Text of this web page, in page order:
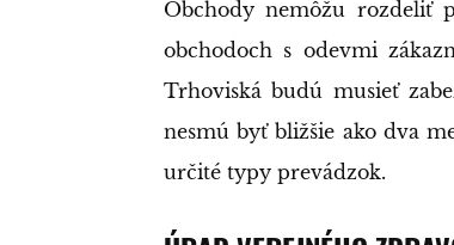
Obchody nemôžu rozdeliť
obchodoch s odevmi
Trhoviská budú musieť
nesmú byť bližšie ako dva
určité typy prevádzok.